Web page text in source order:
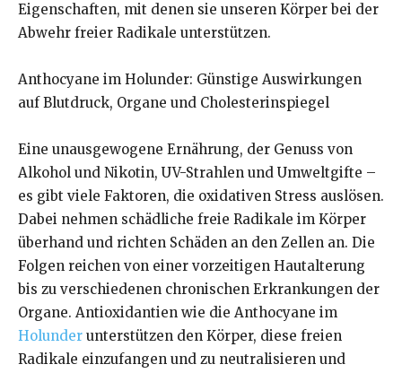
Eigenschaften, mit denen sie unseren Körper bei der
Abwehr freier Radikale unterstützen.
Anthocyane im Holunder: Günstige Auswirkungen
auf Blutdruck, Organe und Cholesterinspiegel
Eine unausgewogene Ernährung, der Genuss von
Alkohol und Nikotin, UV-Strahlen und Umweltgifte –
es gibt viele Faktoren, die oxidativen Stress auslösen.
Dabei nehmen schädliche freie Radikale im Körper
überhand und richten Schäden an den Zellen an. Die
Folgen reichen von einer vorzeitigen Hautalterung
bis zu verschiedenen chronischen Erkrankungen der
Organe. Antioxidantien wie die Anthocyane im
Holunder unterstützen den Körper, diese freien
Radikale einzufangen und zu neutralisieren und